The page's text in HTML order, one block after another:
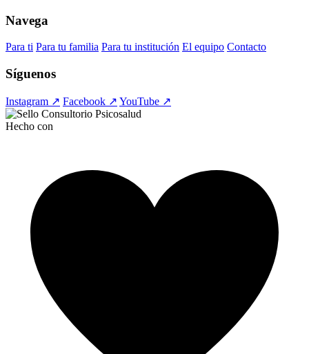
Navega
Para ti Para tu familia Para tu institución El equipo Contacto
Síguenos
Instagram ↗ Facebook ↗ YouTube ↗
Hecho con